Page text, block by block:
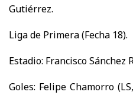
Gutiérrez.
Liga de Primera (Fecha 18).
Estadio: Francisco Sánchez
Goles: Felipe Chamorro